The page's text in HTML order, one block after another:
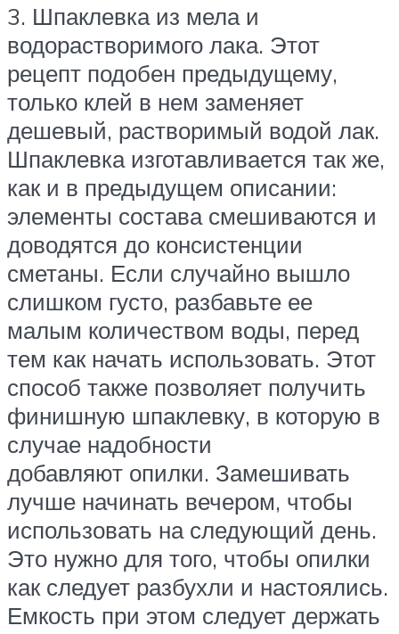
3. Шпаклевка из мела и
водорастворимого лака. Этот
рецепт подобен предыдущему,
только клей в нем заменяет
дешевый, растворимый водой лак.
Шпаклевка изготавливается так же,
как и в предыдущем описании:
элементы состава смешиваются и
доводятся до консистенции
сметаны. Если случайно вышло
слишком густо, разбавьте ее
малым количеством воды, перед
тем как начать использовать. Этот
способ также позволяет получить
финишную шпаклевку, в которую в
случае надобности
добавляют опилки. Замешивать
лучше начинать вечером, чтобы
использовать на следующий день.
Это нужно для того, чтобы опилки
как следует разбухли и настоялись.
Емкость при этом следует держать